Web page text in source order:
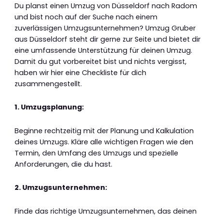
Du planst einen Umzug von Düsseldorf nach Radom
und bist noch auf der Suche nach einem
zuverlässigen Umzugsunternehmen? Umzug Gruber
aus Düsseldorf steht dir gerne zur Seite und bietet dir
eine umfassende Unterstützung für deinen Umzug.
Damit du gut vorbereitet bist und nichts vergisst,
haben wir hier eine Checkliste für dich
zusammengestellt.
1. Umzugsplanung:
Beginne rechtzeitig mit der Planung und Kalkulation
deines Umzugs. Kläre alle wichtigen Fragen wie den
Termin, den Umfang des Umzugs und spezielle
Anforderungen, die du hast.
2. Umzugsunternehmen:
Finde das richtige Umzugsunternehmen, das deinen